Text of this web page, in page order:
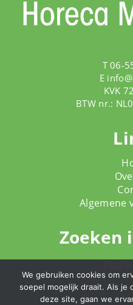
T 06-
E
KVK
BTW nr.:
Algemene
Zoeken
We gebruiken cookies om
soepel mogelijk draait. Als je
deze site, gaan we